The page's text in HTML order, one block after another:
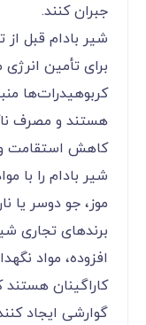
جبران کنند.
شیر بادام قبل از
برای تأمین انرژی
کربوهیدرات‌ها
هستند و مصرف
کاهش استقامت
شیر بادام را با
موز، جو دوسر یا
برندهای تجاری
افزوده، مواد
کاراگینان
گوارشی ایجاد